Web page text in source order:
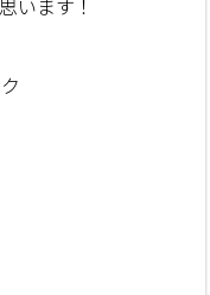
います！